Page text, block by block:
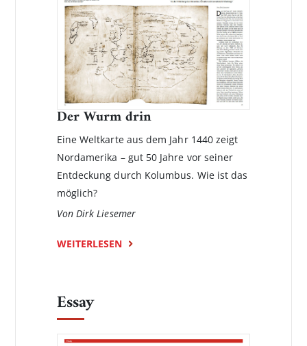
Der Wurm drin
Eine Weltkarte aus dem Jahr 1440 zeigt
Nordamerika – gut 50 Jahre vor seiner
Entdeckung durch Kolumbus. Wie ist das
möglich?
Von Dirk Liesemer
WEITERLESEN
Essay